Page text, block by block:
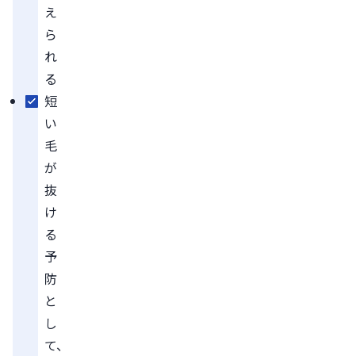
え
ら
れ
る
短
い
毛
が
抜
け
る
予
防
と
し
て、